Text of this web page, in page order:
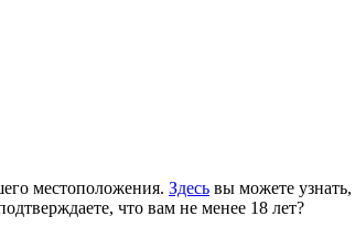
местоположения. Здесь вы можете
что вам не менее 18 лет?